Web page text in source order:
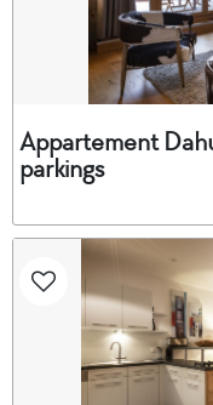
Appartement
parkings